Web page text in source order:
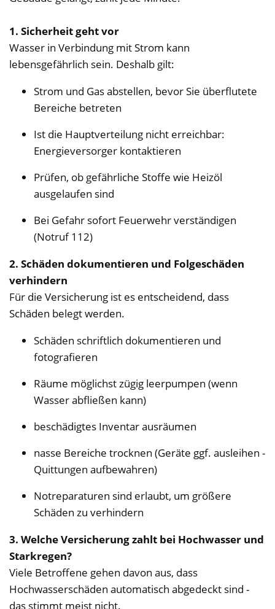
1. Sicherheit geht vor
Wasser in Verbindung mit Strom kann
lebensgefährlich sein. Deshalb gilt:
Strom und Gas abstellen, bevor Sie überflutete
Bereiche betreten
Ist die Hauptverteilung nicht erreichbar:
Energieversorger kontaktieren
Prüfen, ob gefährliche Stoffe wie Heizöl
ausgelaufen sind
Bei Gefahr sofort Feuerwehr verständigen
(Notruf 112)
2. Schäden dokumentieren und Folgeschäden
verhindern
Für die Versicherung ist es entscheidend, dass
Schäden belegt werden.
Schäden schriftlich dokumentieren und
fotografieren
Räume möglichst zügig leerpumpen (wenn
Wasser abfließen kann)
beschädigtes Inventar ausräumen
nasse Bereiche trocknen (Geräte ggf. ausleihen -
Quittungen aufbewahren)
Notreparaturen sind erlaubt, um größere
Schäden zu verhindern
3. Welche Versicherung zahlt bei Hochwasser und
Starkregen?
Viele Betroffene gehen davon aus, dass
Hochwasserschäden automatisch abgedeckt sind -
das stimmt meist nicht.